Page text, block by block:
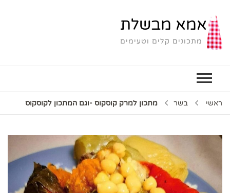
אמא מבשלת
מתכונים קלים וטעימים
ראשי בשר מתכון למרק קוסקוס -וגם המתכון לקוסקוס